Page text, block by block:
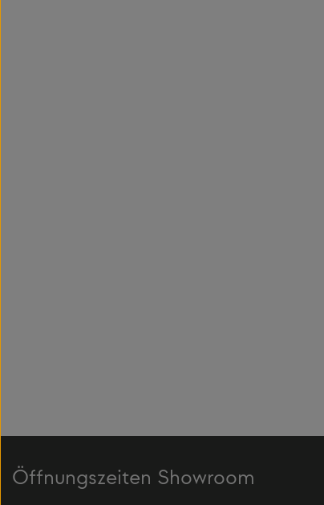
Öffnungszeiten Showroom